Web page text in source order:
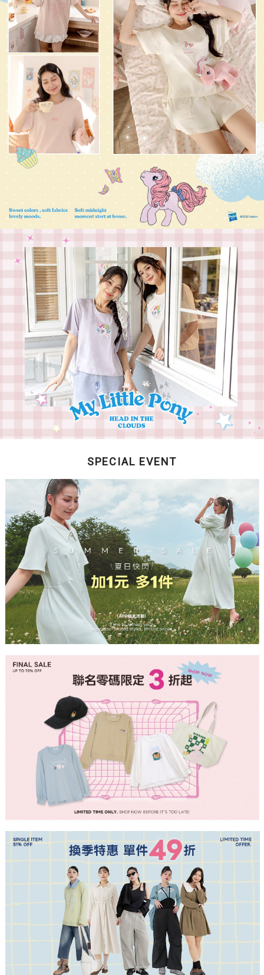
SPECIAL EVENT